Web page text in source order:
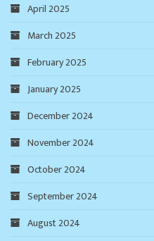
April 2025
March 2025
February 2025
January 2025
December 2024
November 2024
October 2024
September 2024
August 2024